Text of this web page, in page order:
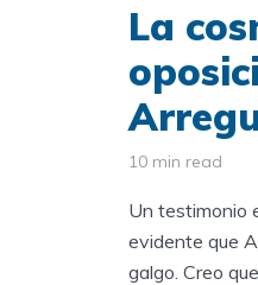
La
10 min read
Un testimonio
evidente que
galgo. Creo